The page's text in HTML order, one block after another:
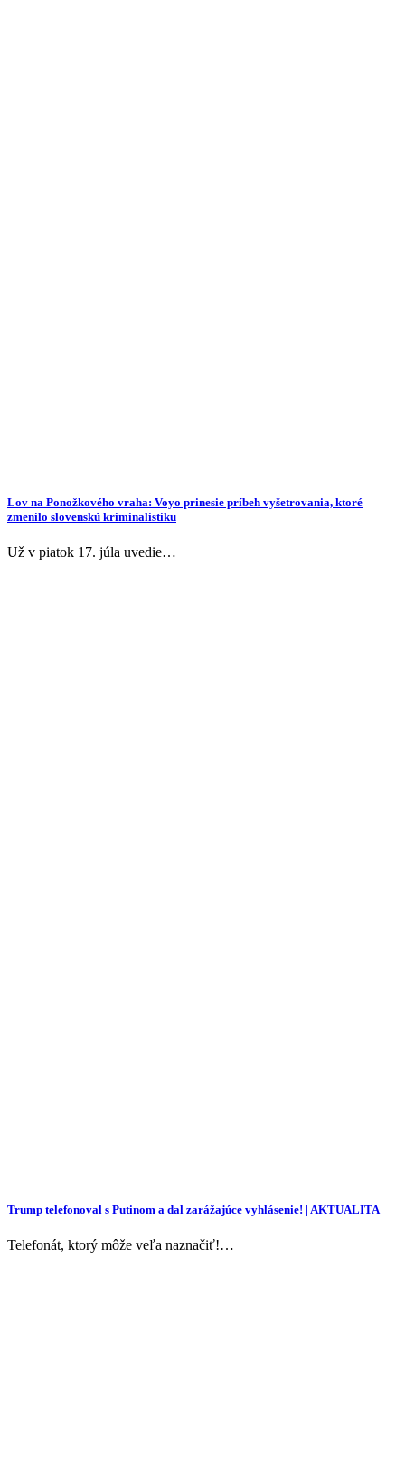
Lov na Ponožkového vraha: Voyo prinesie príbeh vyšetrovania, ktoré
zmenilo slovenskú kriminalistiku
Už v piatok 17. júla uvedie…
Trump telefonoval s Putinom a dal zarážajúce vyhlásenie! | AKTUALITA
Telefonát, ktorý môže veľa naznačiť!…